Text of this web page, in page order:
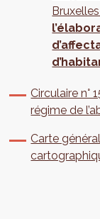
Circulaire n°
régime de
Carte